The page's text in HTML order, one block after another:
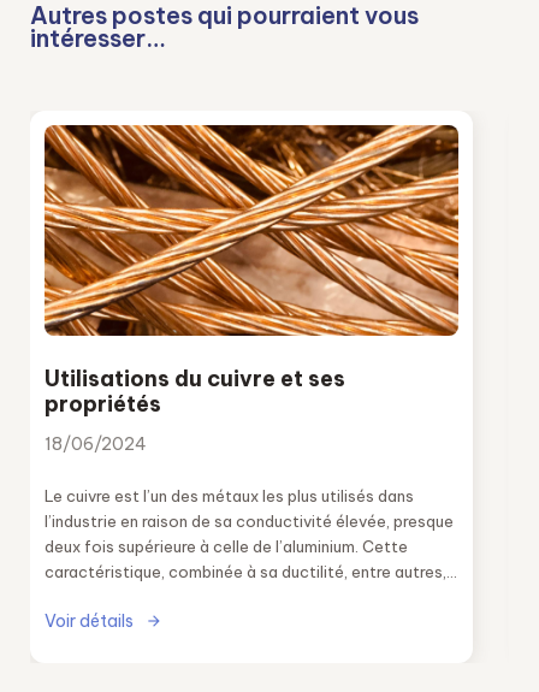
Autres postes qui pourraient vous
intéresser…
Utilisations du cuivre et ses
propriétés
18/06/2024
Le cuivre est l’un des métaux les plus utilisés dans
l’industrie en raison de sa conductivité élevée, presque
deux fois supérieure à celle de l’aluminium. Cette
caractéristique, combinée à sa ductilité, entre autres,
Voir détails